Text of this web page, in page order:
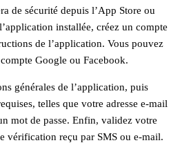
de sécurité depuis l’App Store ou
installée, créez un compte
de l’application. Vous pouvez
Google ou Facebook.
générales de l’application, puis
telles que votre adresse e-mail
mot de passe. Enfin, validez votre
vérification reçu par SMS ou e-mail.